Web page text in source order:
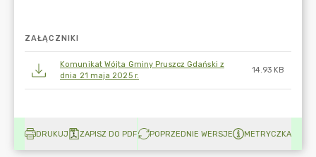
ZAŁĄCZNIKI
Komunikat Wójta Gminy Pruszcz Gdański z
dnia 21 maja 2025 r.
14.93 KB
DRUKUJ ZAPISZ DO PDF POPRZEDNIE WERSJE METRYCZKA